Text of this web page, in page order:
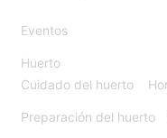
Eventos
Huerto
Cuidado del huerto
Preparación del huerto